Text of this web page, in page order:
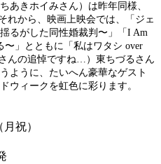
あきホイみさん）は昨年同様、
れから、映画上映会では、「ジェ
るがした同性婚裁判〜」「I Am
〜」とともに「私はワタシ over
んの追悼ですね…）東ちづるさん
ように、たいへん豪華なゲスト
ウィークを虹色に彩ります。
祝）